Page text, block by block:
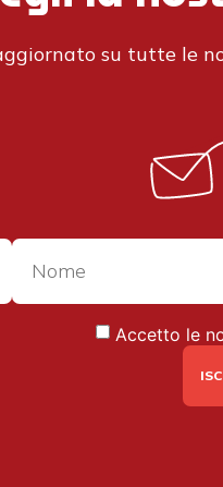
su tutte le
Accetto le